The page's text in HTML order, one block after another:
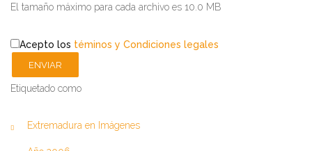
El tamaño máximo para cada archivo es 10.0 MB
Acepto los téminos y Condiciones legales
ENVIAR
Etiquetado como
Extremadura en Imágenes